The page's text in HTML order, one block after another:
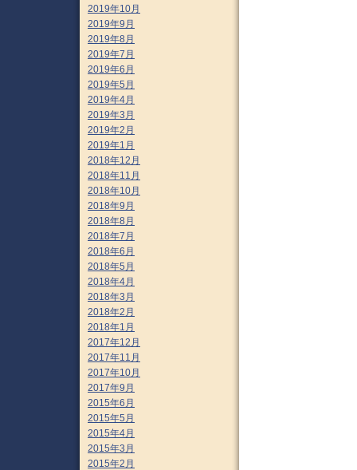
2019年10月
2019年9月
2019年8月
2019年7月
2019年6月
2019年5月
2019年4月
2019年3月
2019年2月
2019年1月
2018年12月
2018年11月
2018年10月
2018年9月
2018年8月
2018年7月
2018年6月
2018年5月
2018年4月
2018年3月
2018年2月
2018年1月
2017年12月
2017年11月
2017年10月
2017年9月
2015年6月
2015年5月
2015年4月
2015年3月
2015年2月